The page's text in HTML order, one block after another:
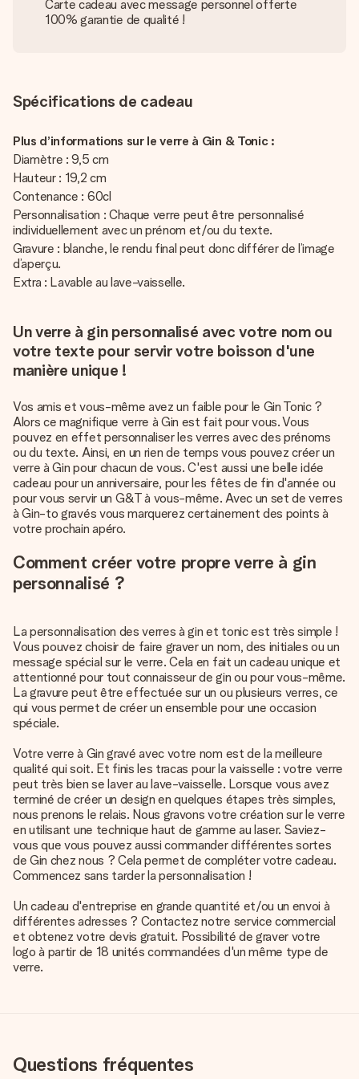
Carte cadeau avec message personnel offerte
100% garantie de qualité !
Spécifications de cadeau
Plus d’informations sur le verre à Gin & Tonic :
Diamètre : 9,5 cm
Hauteur : 19,2 cm
Contenance : 60cl
Personnalisation : Chaque verre peut être personnalisé
individuellement avec un prénom et/ou du texte.
Gravure : blanche, le rendu final peut donc différer de l’image
d’aperçu.
Extra : Lavable au lave-vaisselle.
Un verre à gin personnalisé avec votre nom ou
votre texte pour servir votre boisson d'une
manière unique !
Vos amis et vous-même avez un faible pour le Gin Tonic ?
Alors ce magnifique verre à Gin est fait pour vous. Vous
pouvez en effet personnaliser les verres avec des prénoms
ou du texte. Ainsi, en un rien de temps vous pouvez créer un
verre à Gin pour chacun de vous. C'est aussi une belle idée
cadeau pour un anniversaire, pour les fêtes de fin d'année ou
pour vous servir un G&T à vous-même. Avec un set de verres
à Gin-to gravés vous marquerez certainement des points à
votre prochain apéro.
Comment créer votre propre verre à gin
personnalisé ?
La personnalisation des verres à gin et tonic est très simple !
Vous pouvez choisir de faire graver un nom, des initiales ou un
message spécial sur le verre. Cela en fait un cadeau unique et
attentionné pour tout connaisseur de gin ou pour vous-même.
La gravure peut être effectuée sur un ou plusieurs verres, ce
qui vous permet de créer un ensemble pour une occasion
spéciale.
Votre verre à Gin gravé avec votre nom est de la meilleure
qualité qui soit. Et finis les tracas pour la vaisselle : votre verre
peut très bien se laver au lave-vaisselle. Lorsque vous avez
terminé de créer un design en quelques étapes très simples,
nous prenons le relais. Nous gravons votre création sur le verre
en utilisant une technique haut de gamme au laser. Saviez-
vous que vous pouvez aussi commander différentes sortes
de Gin chez nous ? Cela permet de compléter votre cadeau.
Commencez sans tarder la personnalisation !
Un cadeau d'entreprise en grande quantité et/ou un envoi à
différentes adresses ? Contactez notre service commercial
et obtenez votre devis gratuit. Possibilité de graver votre
logo à partir de 18 unités commandées d'un même type de
verre.
Questions fréquentes